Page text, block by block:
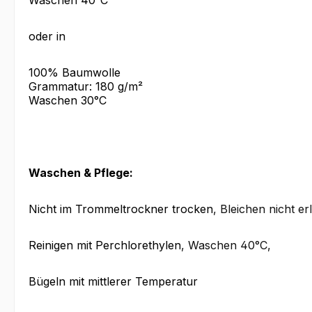
oder in
100% Baumwolle
Grammatur: 180 g/m²
Waschen 30°C
Waschen & Pflege:
Nicht im Trommeltrockner trocken, Bleichen nicht
Reinigen mit Perchlorethylen, Waschen 40°C,
Bügeln mit mittlerer Temperatur